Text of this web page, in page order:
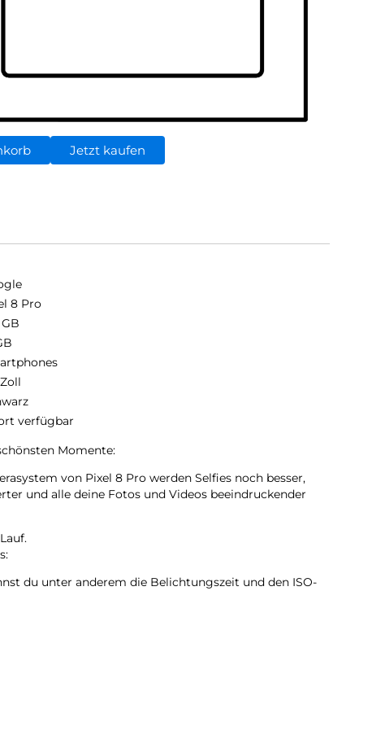
Jetzt kaufen
8 Pro
verfügbar
Momente:
von Pixel 8 Pro werden Selfies noch besser,
und alle deine Fotos und Videos beeindruckender
du unter anderem die Belichtungszeit und den ISO-
ändern.7 Außerdem gelingen dir so